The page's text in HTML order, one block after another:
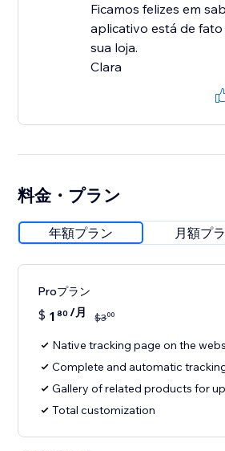
Ficamos felizes em
aplicativo está de
sua loja.
Clara
料金・プラン
年額プラン 月額プ
Proプラン
$ 1 80 /月 $300
Native tracking page on the
Complete and automatic
Gallery of related products for
Total customization